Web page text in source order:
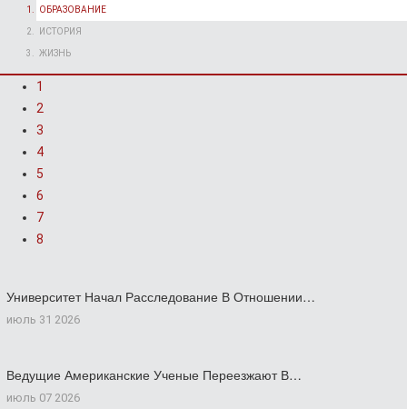
ОБРАЗОВАНИЕ
ИСТОРИЯ
ЖИЗНЬ
1
2
3
4
5
6
7
8
Университет Начал Расследование В Отношении…
июль 31 2026
Ведущие Американские Ученые Переезжают В…
июль 07 2026